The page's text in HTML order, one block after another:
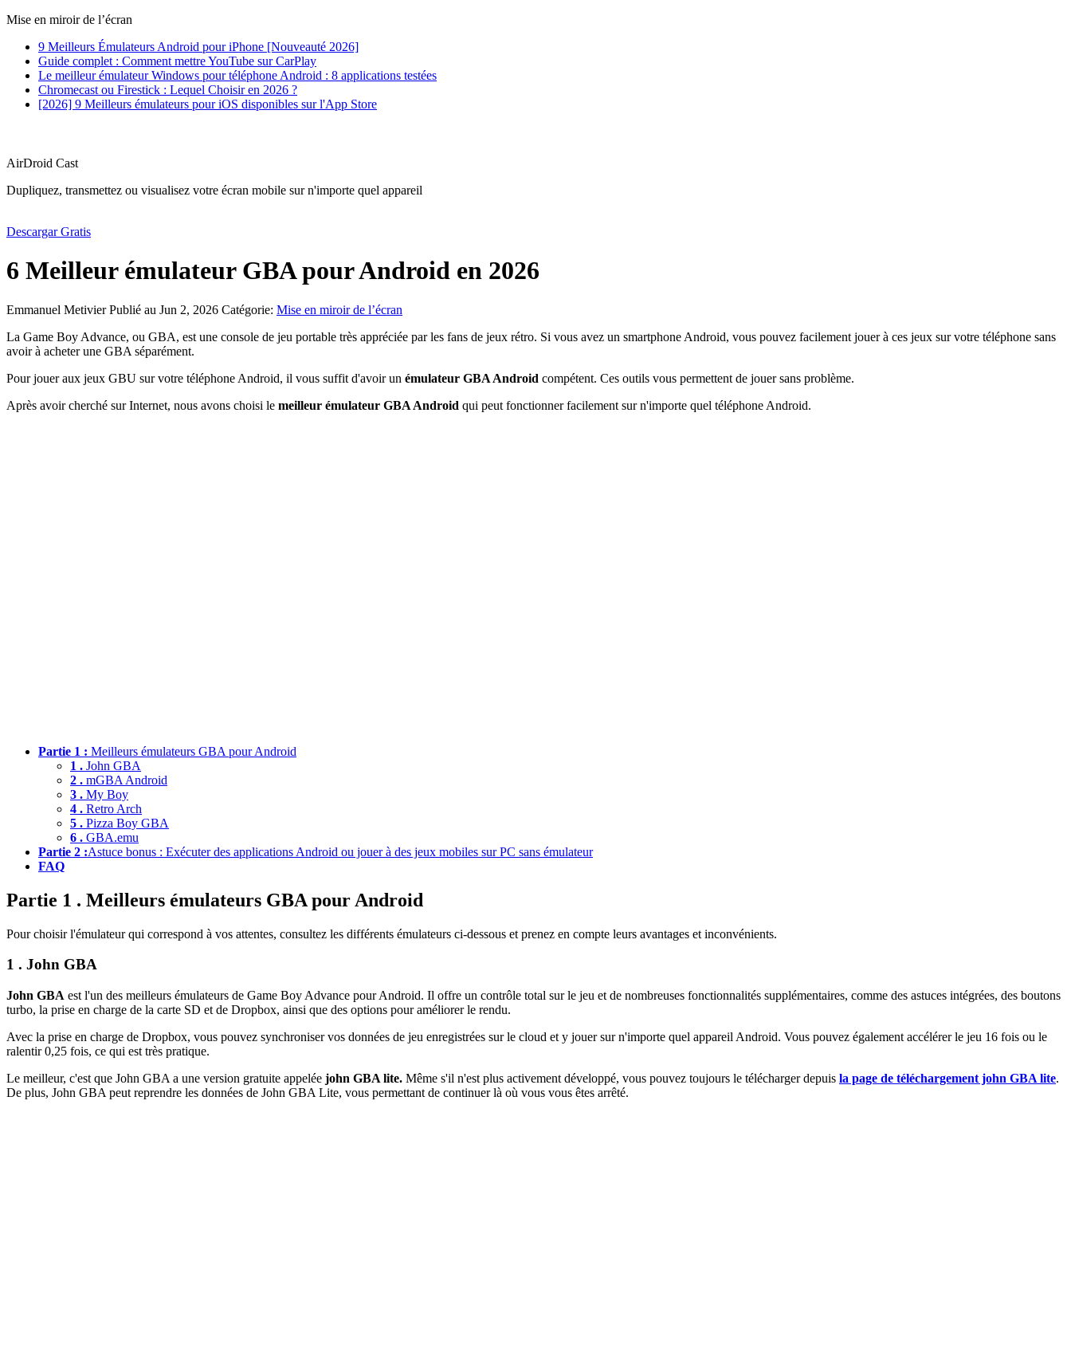
Mise en miroir de l’écran
9 Meilleurs Émulateurs Android pour iPhone [Nouveauté 2026]
Guide complet : Comment mettre YouTube sur CarPlay
Le meilleur émulateur Windows pour téléphone Android : 8 applications testées
Chromecast ou Firestick : Lequel Choisir en 2026 ?
[2026] 9 Meilleurs émulateurs pour iOS disponibles sur l'App Store
AirDroid Cast
Dupliquez, transmettez ou visualisez votre écran mobile sur n'importe quel appareil
Descargar Gratis
6 Meilleur émulateur GBA pour Android en 2026
Emmanuel MetivierPublié au Jun 2, 2026 Catégorie: Mise en miroir de l’écran
La Game Boy Advance, ou GBA, est une console de jeu portable très appréciée par les fans de jeux rétro. Si vous avez un smartphone Android, vous pouvez facilement jouer à ces jeux sur votre téléphone sans
avoir à acheter une GBA séparément.
Pour jouer aux jeux GBU sur votre téléphone Android, il vous suffit d'avoir un émulateur GBA Android compétent. Ces outils vous permettent de jouer sans problème.
Après avoir cherché sur Internet, nous avons choisi le meilleur émulateur GBA Android qui peut fonctionner facilement sur n'importe quel téléphone Android.
Partie 1 : Meilleurs émulateurs GBA pour Android
1 . John GBA
2 . mGBA Android
3 . My Boy
4 . Retro Arch
5 . Pizza Boy GBA
6 . GBA.emu
Partie 2 :Astuce bonus : Exécuter des applications Android ou jouer à des jeux mobiles sur PC sans émulateur
FAQ
Partie 1 . Meilleurs émulateurs GBA pour Android
Pour choisir l'émulateur qui correspond à vos attentes, consultez les différents émulateurs ci-dessous et prenez en compte leurs avantages et inconvénients.
1 . John GBA
John GBA est l'un des meilleurs émulateurs de Game Boy Advance pour Android. Il offre un contrôle total sur le jeu et de nombreuses fonctionnalités supplémentaires, comme des astuces intégrées, des boutons
turbo, la prise en charge de la carte SD et de Dropbox, ainsi que des options pour améliorer le rendu.
Avec la prise en charge de Dropbox, vous pouvez synchroniser vos données de jeu enregistrées sur le cloud et y jouer sur n'importe quel appareil Android. Vous pouvez également accélérer le jeu 16 fois ou le
ralentir 0,25 fois, ce qui est très pratique.
Le meilleur, c'est que John GBA a une version gratuite appelée john GBA lite. Même s'il n'est plus activement développé, vous pouvez toujours le télécharger depuis la page de téléchargement john GBA lite.
De plus, John GBA peut reprendre les données de John GBA Lite, vous permettant de continuer là où vous vous êtes arrêté.